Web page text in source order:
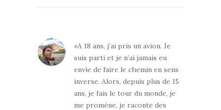
«A 18 ans, j’ai pris un avion. Je
suis parti et je n’ai jamais eu
envie de faire le chemin en sens
inverse. Alors, depuis plus de 15
ans, je fais le tour du monde, je
me promène, je raconte des